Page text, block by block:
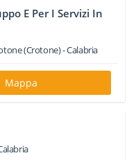
E Per I Servizi In
(Crotone) -Calabria
Mappa